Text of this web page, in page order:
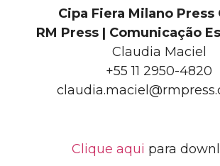
Cipa Fiera Milano Press
RM Press | Comunicação
Claudia Maciel
+55 11 2950-4820
Clique aqui para